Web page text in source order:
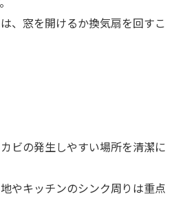
、窓を開けるか換気扇を回すこ
ビの発生しやすい場所を清潔に
やキッチンのシンク周りは重点